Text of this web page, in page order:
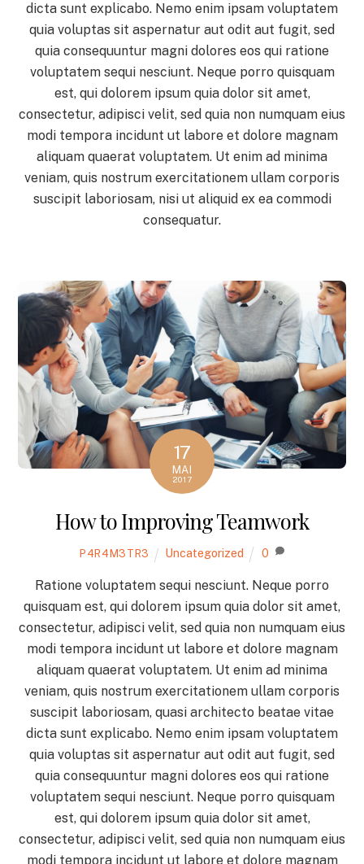
dicta sunt explicabo. Nemo enim ipsam voluptatem
quia voluptas sit aspernatur aut odit aut fugit, sed
quia consequuntur magni dolores eos qui ratione
voluptatem sequi nesciunt. Neque porro quisquam
est, qui dolorem ipsum quia dolor sit amet,
consectetur, adipisci velit, sed quia non numquam eius
modi tempora incidunt ut labore et dolore magnam
aliquam quaerat voluptatem. Ut enim ad minima
veniam, quis nostrum exercitationem ullam corporis
suscipit laboriosam, nisi ut aliquid ex ea commodi
consequatur.
17
MAI
2017
How to Improving Teamwork
P4R4M3TR3 Uncategorized 0
Ratione voluptatem sequi nesciunt. Neque porro
quisquam est, qui dolorem ipsum quia dolor sit amet,
consectetur, adipisci velit, sed quia non numquam eius
modi tempora incidunt ut labore et dolore magnam
aliquam quaerat voluptatem. Ut enim ad minima
veniam, quis nostrum exercitationem ullam corporis
suscipit laboriosam, quasi architecto beatae vitae
dicta sunt explicabo. Nemo enim ipsam voluptatem
quia voluptas sit aspernatur aut odit aut fugit, sed
quia consequuntur magni dolores eos qui ratione
voluptatem sequi nesciunt. Neque porro quisquam
est, qui dolorem ipsum quia dolor sit amet,
consectetur, adipisci velit, sed quia non numquam eius
modi tempora incidunt ut labore et dolore magnam